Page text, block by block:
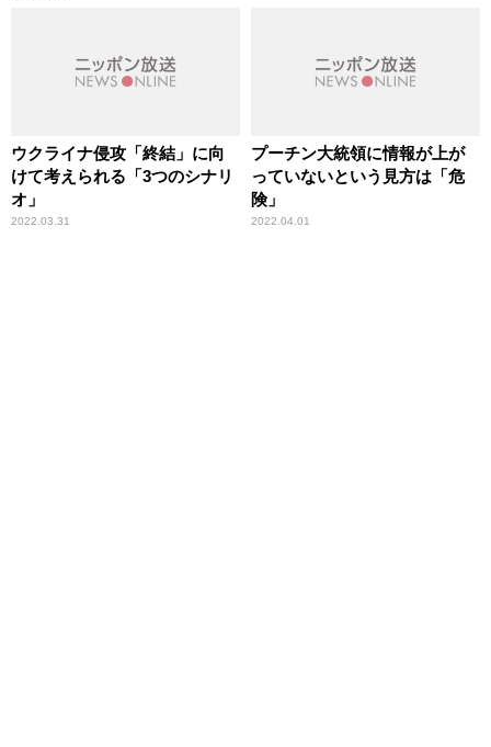
ウクライナ侵攻「終結」に向
けて考えられる「3つのシナリ
オ」
2022.03.31
プーチン大統領に情報が上が
っていないという見方は「危
険」
2022.04.01